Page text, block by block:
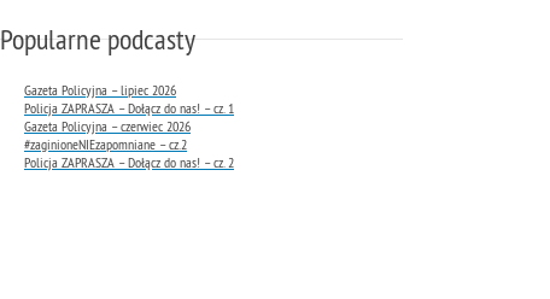
Popularne podcasty
Gazeta Policyjna – lipiec 2026
Policja ZAPRASZA – Dołącz do nas! – cz. 1
Gazeta Policyjna – czerwiec 2026
#zaginioneNIEzapomniane – cz.2
Policja ZAPRASZA – Dołącz do nas! – cz. 2